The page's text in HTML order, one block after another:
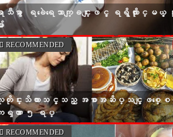
ြရာသီမွာ ေရခဲေရေသာက္ျခင္းျဖင့္ ရရွိလာႏုိင္မယ့္
တိုင္းသိထားသင့္သည့္ အစာအဆိပ္သင့္ျဖစ္ေ
ၡဏာ ၅ ရပ္
RECOMMENDED
RECOMMENDED